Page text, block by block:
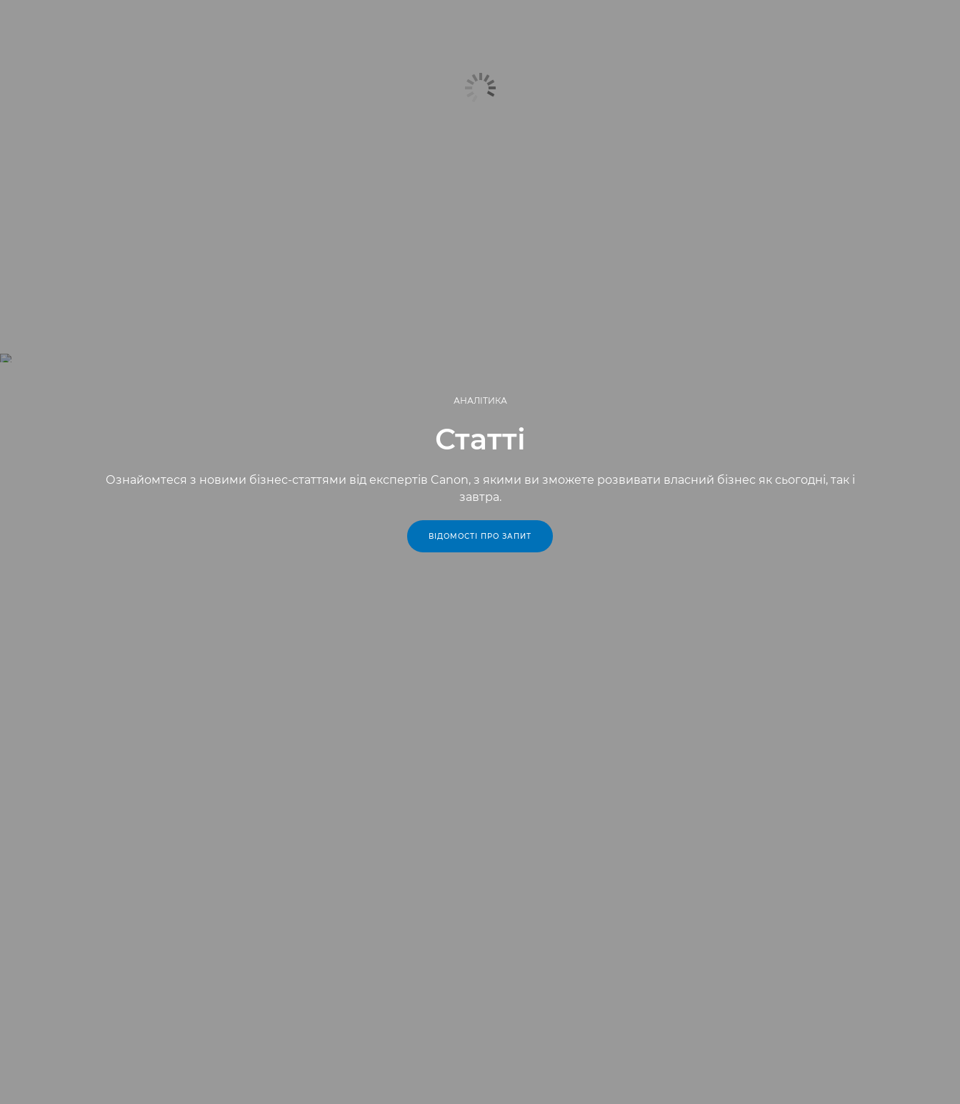
АНАЛІТИКА
Статті
Ознайомтеся з новими бізнес-статтями від експертів Canon, з якими ви зможете розвивати власний бізнес як сьогодні, так і
завтра.
ВІДОМОСТІ ПРО ЗАПИТ